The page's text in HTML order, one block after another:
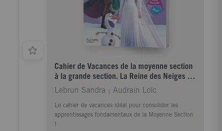
Cahier de Vacances de la moyenne section
à la grande section. La Reine des Neiges II,
Edition 2020
Lebrun Sandra ; Audrain Loïc
Le cahier de vacances idéal pour consolider les
apprentissages fondamentaux de la Moyenne Section
!